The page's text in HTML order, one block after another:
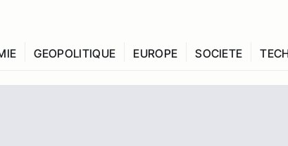
GEOPOLITIQUE EUROPE SOCIETE